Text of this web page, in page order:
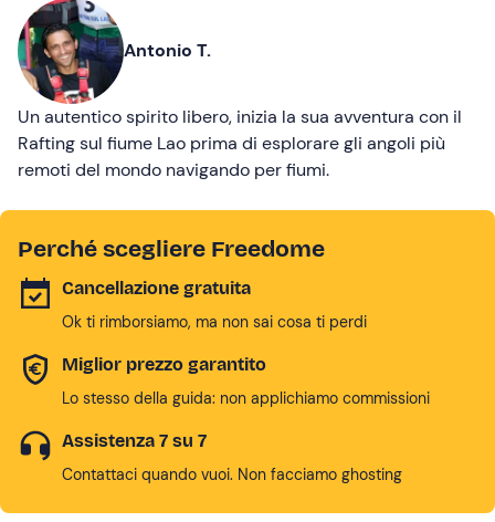
Antonio T.
Un autentico spirito libero, inizia la sua avventura con il
Rafting sul fiume Lao prima di esplorare gli angoli più
remoti del mondo navigando per fiumi.
Perché scegliere Freedome
Cancellazione gratuita
Ok ti rimborsiamo, ma non sai cosa ti perdi
Miglior prezzo garantito
Lo stesso della guida: non applichiamo commissioni
Assistenza 7 su 7
Contattaci quando vuoi. Non facciamo ghosting